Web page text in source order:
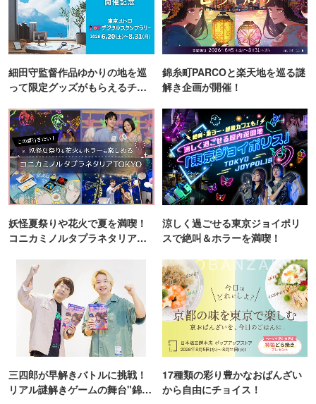
細田守監督作品ゆかりの地を巡
って限定グッズがもらえるチャ
錦糸町PARCOと楽天地を巡る謎
解き企画が開催！
妖怪夏祭りや花火で夏を満喫！
コニカミノルタプラネタリア
涼しく過ごせる東京ジョイポリ
スで絶叫＆ホラーを満喫！
三四郎が早解きバトルに挑戦！
リアル謎解きゲームの舞台"錦糸
17種類の彩り豊かなおばんざい
から自由にチョイス！